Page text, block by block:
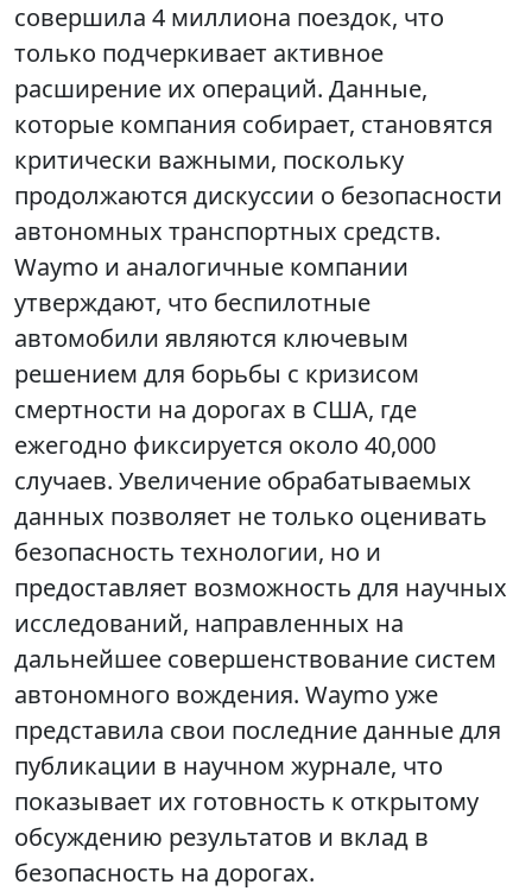
совершила 4 миллиона поездок, что
только подчеркивает активное
расширение их операций. Данные,
которые компания собирает, становятся
критически важными, поскольку
продолжаются дискуссии о безопасности
автономных транспортных средств.
Waymo и аналогичные компании
утверждают, что беспилотные
автомобили являются ключевым
решением для борьбы с кризисом
смертности на дорогах в США, где
ежегодно фиксируется около 40,000
случаев. Увеличение обрабатываемых
данных позволяет не только оценивать
безопасность технологии, но и
предоставляет возможность для научных
исследований, направленных на
дальнейшее совершенствование систем
автономного вождения. Waymo уже
представила свои последние данные для
публикации в научном журнале, что
показывает их готовность к открытому
обсуждению результатов и вклад в
безопасность на дорогах.